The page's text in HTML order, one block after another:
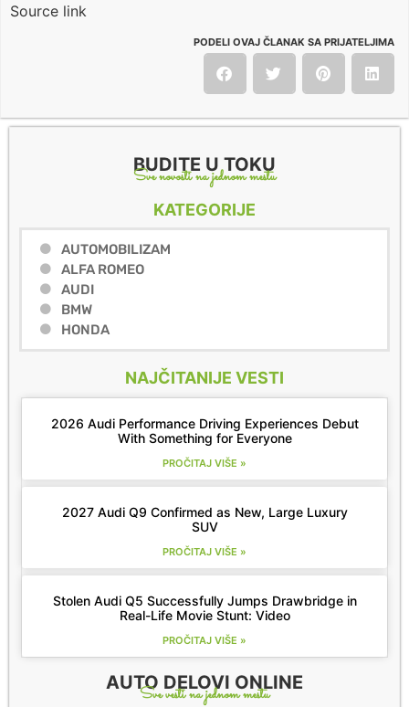
Source link
PODELI OVAJ ČLANAK SA PRIJATELJIMA
BUDITE U TOKU
Sve novosti na jednom mestu
KATEGORIJE
AUTOMOBILIZAM
ALFA ROMEO
AUDI
BMW
HONDA
NAJČITANIJE VESTI
2026 Audi Performance Driving Experiences Debut
With Something for Everyone
PROČITAJ VIŠE »
2027 Audi Q9 Confirmed as New, Large Luxury
SUV
PROČITAJ VIŠE »
Stolen Audi Q5 Successfully Jumps Drawbridge in
Real-Life Movie Stunt: Video
PROČITAJ VIŠE »
AUTO DELOVI ONLINE
Sve vesti na jednom mestu